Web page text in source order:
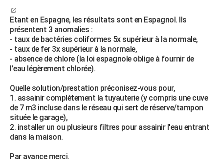
Etant en Espagne, les résultats sont en Espagnol. Ils
présentent 3 anomalies :
- taux de bactéries coliformes 5x supérieur à la normale,
- taux de fer 3x supérieur à la normale,
- absence de chlore (la loi espagnole oblige à fournir de
l'eau légèrement chlorée).
Quelle solution/prestation préconisez-vous pour,
1. assainir complètement la tuyauterie (y compris une cuve
de 7 m3 incluse dans le réseau qui sert de réserve/tampon
située le garage),
2. installer un ou plusieurs filtres pour assainir l'eau entrant
dans la maison.
Par avance merci.